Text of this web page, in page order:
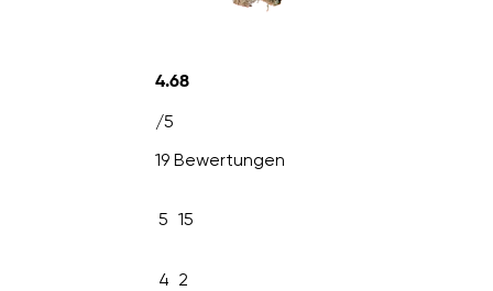
4.68
/5
19 Bewertungen
5 15
4 2